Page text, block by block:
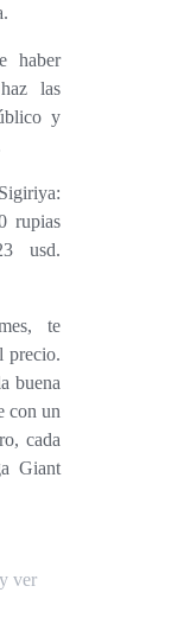
haber
las
y
:
rupias
usd.
precio.
buena
con un
cada
Giant